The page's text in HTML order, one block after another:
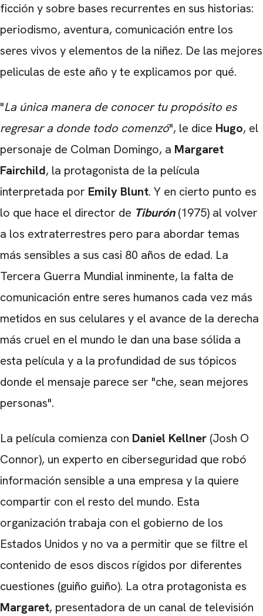
ficción y sobre bases recurrentes en sus historias:
periodismo, aventura, comunicación entre los
seres vivos y elementos de la niñez. De las mejores
peliculas de este año y te explicamos por qué.
"La única manera de conocer tu propósito es
regresar a donde todo comenzó", le dice Hugo, el
personaje de Colman Domingo, a Margaret
Fairchild, la protagonista de la película
interpretada por Emily Blunt. Y en cierto punto es
lo que hace el director de Tiburón(1975) al volver
a los extraterrestres pero para abordar temas
más sensibles a sus casi 80 años de edad. La
Tercera Guerra Mundial inminente, la falta de
comunicación entre seres humanos cada vez más
metidos en sus celulares y el avance de la derecha
más cruel en el mundo le dan una base sólida a
esta película y a la profundidad de sus tópicos
donde el mensaje parece ser "che, sean mejores
personas".
La película comienza con Daniel Kellner (Josh O
Connor), un experto en ciberseguridad que robó
información sensible a una empresa y la quiere
compartir con el resto del mundo. Esta
organización trabaja con el gobierno de los
Estados Unidos y no va a permitir que se filtre el
contenido de esos discos rígidos por diferentes
cuestiones (guiño guiño). La otra protagonista es
Margaret, presentadora de un canal de televisión